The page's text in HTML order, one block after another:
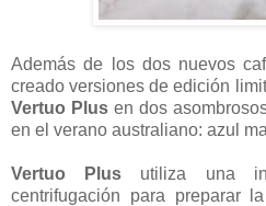
Además de los dos nuevos
creado versiones de edición
Vertuo Plus en dos
en el verano australiano: azul
Vertuo Plus utiliza una
centrifugación para preparar